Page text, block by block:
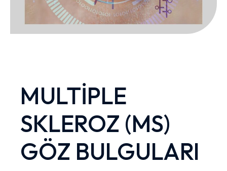
MULTİPLE
SKLEROZ (MS)
GÖZ BULGULARI